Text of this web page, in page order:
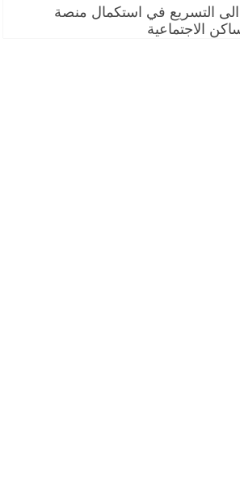
الى التسريع في استكمال منصة
الاجتماعية